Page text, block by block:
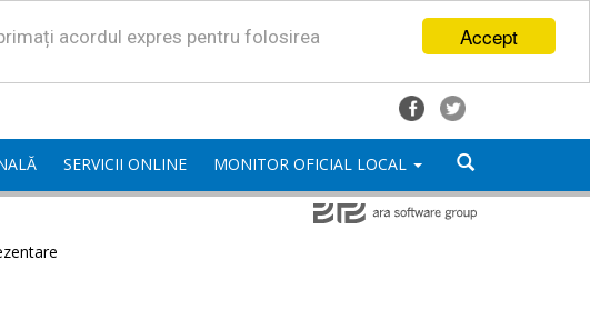
Accept
acordul expres pentru folosirea
SERVICII ONLINE MONITOR OFICIAL LOCAL